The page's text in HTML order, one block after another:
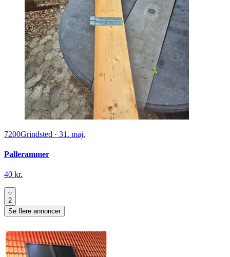
7200Grindsted · 31. maj.
Pallerammer
40 kr.
2
Se flere annoncer